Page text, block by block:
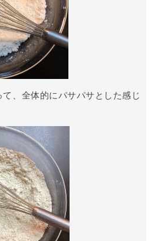
、全体的にパサパサとした感じ